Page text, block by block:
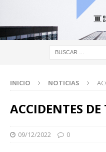
INICIO NOTICIAS
ACCIDENTES
09/12/2022 0